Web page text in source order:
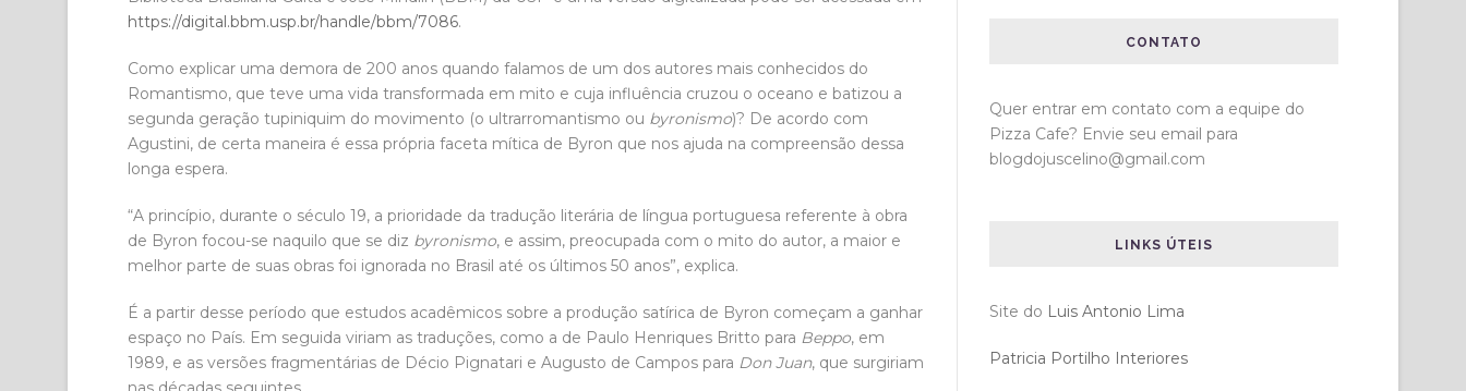
https://digital.bbm.usp.br/handle/bbm/7086.
Como explicar uma demora de 200 anos quando falamos de um dos autores mais conhecidos do
Romantismo, que teve uma vida transformada em mito e cuja influência cruzou o oceano e batizou a
segunda geração tupiniquim do movimento (o ultrarromantismo ou byronismo)? De acordo com
Agustini, de certa maneira é essa própria faceta mítica de Byron que nos ajuda na compreensão dessa
longa espera.
“A princípio, durante o século 19, a prioridade da tradução literária de língua portuguesa referente à obra
de Byron focou-se naquilo que se diz byronismo, e assim, preocupada com o mito do autor, a maior e
melhor parte de suas obras foi ignorada no Brasil até os últimos 50 anos”, explica.
É a partir desse período que estudos acadêmicos sobre a produção satírica de Byron começam a ganhar
espaço no País. Em seguida viriam as traduções, como a de Paulo Henriques Britto para Beppo, em
1989, e as versões fragmentárias de Décio Pignatari e Augusto de Campos para Don Juan, que surgiriam
CONTATO
Quer entrar em contato com a equipe do
Pizza Cafe? Envie seu email para
blogdojuscelino@gmail.com
LINKS ÚTEIS
Site do Luis Antonio Lima
Patricia Portilho Interiores